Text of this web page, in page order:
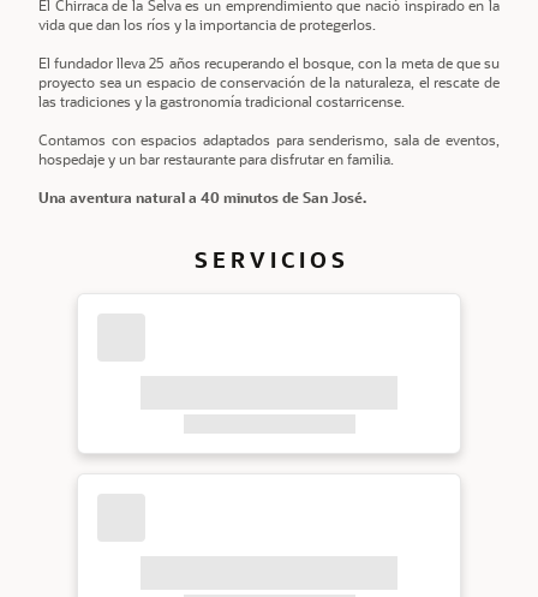
El Chirraca de la Selva es un emprendimiento que nació inspirado en la
vida que dan los ríos y la importancia de protegerlos.
El fundador lleva 25 años recuperando el bosque, con la meta de que su
proyecto sea un espacio de conservación de la naturaleza, el rescate de
las tradiciones y la gastronomía tradicional costarricense.
Contamos con espacios adaptados para senderismo, sala de eventos,
hospedaje y un bar restaurante para disfrutar en familia.
Una aventura natural a 40 minutos de San José.
S E R V I C I O S